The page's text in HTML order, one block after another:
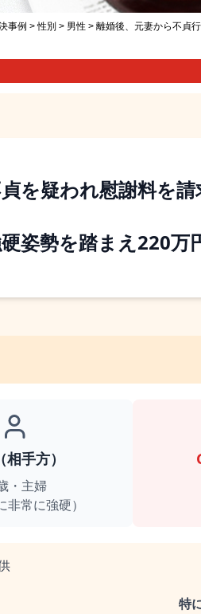
事例 >性別 > 男性 > 離婚後、元妻から不貞
を疑われ慰謝料を請
姿勢を踏まえ220万
手方）
・主婦
非常に強硬）
特